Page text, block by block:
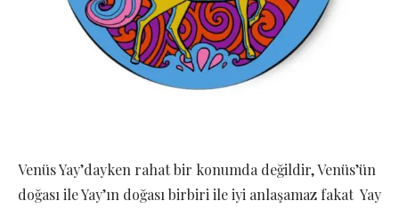
Venüs Yay’dayken rahat bir konumda değildir, Venüs’ün
doğası ile Yay’ın doğası birbiri ile iyi anlaşamaz fakat Yay